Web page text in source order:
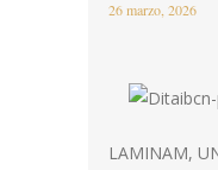
26 marzo, 2026
LAMINAM,